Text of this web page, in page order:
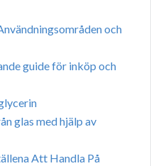
och
guide för inköp och
glas med hjälp av
Att Handla På